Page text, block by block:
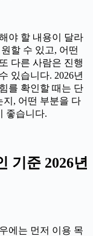
야 할 내용이 달라
할 수 있고, 어떤
다른 사람은 진행
있습니다. 2026년
를 확인할 때는 단
지, 어떤 부분을 다
좋습니다.
기준 2026년
에는 먼저 이용 목